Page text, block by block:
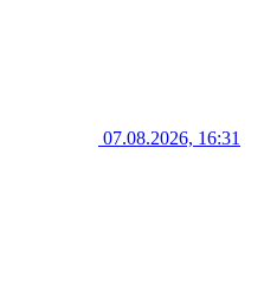
07.08.2026, 16:31